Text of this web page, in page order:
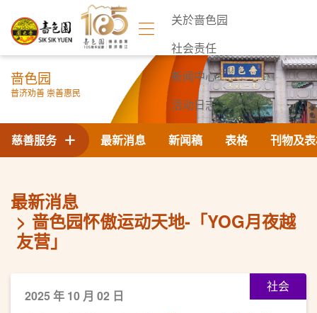
关於啬色园
社会责任
新闻中心
活动日志
联络我们
啬色园
普济劝善 崇善惠民
最新消息 新闻稿 表格 刊物及
慈善服务
最新消息
啬色园怀傲运动天地-「YOG月夜越
友营」
社会
2025 年 10 月 02 日